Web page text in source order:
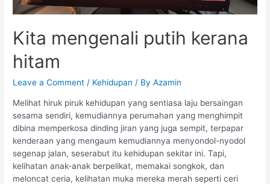
Kita mengenali putih kerana
hitam
Leave a Comment / Kehidupan / ByAzamin
Melihat hiruk piruk kehidupan yang sentiasa laju bersaingan
sesama sendiri, kemudiannya perumahan yang menghimpit
dibina memperkosa dinding jiran yang juga sempit, terpapar
kenderaan yang mengaum kemudiannya menyondol-nyodol
segenap jalan, seserabut itu kehidupan sekitar ini. Tapi,
kelihatan anak-anak berpelikat, memakai songkok, dan
meloncat ceria, kelihatan muka mereka merah seperti ceri